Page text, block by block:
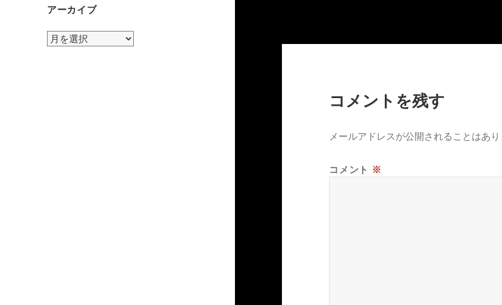
アーカイブ
ア
コメントを残す
メールアドレスが公開されることはあり
コメント ※